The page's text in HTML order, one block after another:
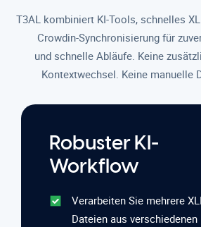
T3AL kombiniert KI-Tools, schnelles
Crowdin-Synchronisierung für
und schnelle Abläufe. Keine
Kontextwechsel. Keine manuelle
Robuster KI-
Workflow
Verarbeiten Sie mehrere
Dateien aus verschiedenen